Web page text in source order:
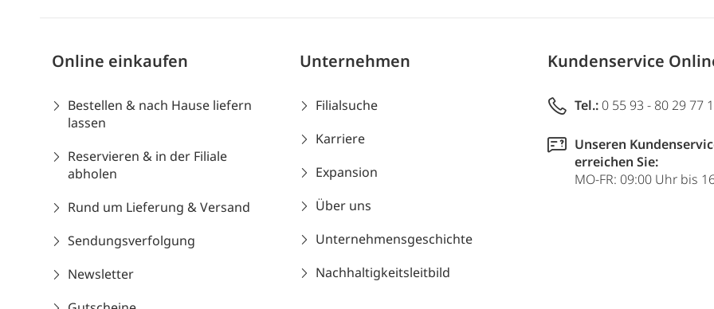
Online einkaufen
Bestellen & nach Hause liefern
lassen
Reservieren & in der Filiale
abholen
Rund um Lieferung & Versand
Sendungsverfolgung
Newsletter
Unternehmen
Filialsuche
Karriere
Expansion
Über uns
Unternehmensgeschichte
Nachhaltigkeitsleitbild
Kundenservice
Tel.: 0 55 93 - 80 29 77
Unseren
erreichen Sie:
MO-FR: 09:00 Uhr bis